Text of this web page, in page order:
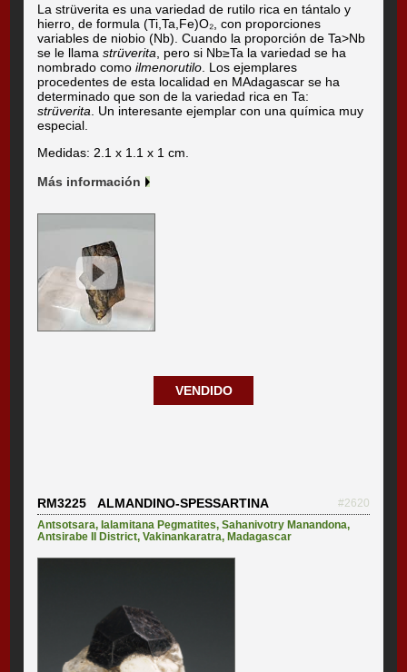
La strüverita es una variedad de rutilo rica en tántalo y
hierro, de formula (Ti,Ta,Fe)O₂, con proporciones
variables de niobio (Nb). Cuando la proporción de Ta>Nb
se le llamastrüverita , pero si Nb≥Ta la variedad se ha
nombrado comoilmenorutilo . Los ejemplares
procedentes de esta localidad en MAdagascar se ha
determinado que son de la variedad rica en Ta:
strüverita . Un interesante ejemplar con una química muy
especial.
Medidas: 2.1 x 1.1 x 1 cm.
Más información
VENDIDO
RM3225 ALMANDINO-SPESSARTINA
#2620
Antsotsara,Ialamitana Pegmatites,Sahanivotry Manandona,
Antsirabe II District,Vakinankaratra,Madagascar